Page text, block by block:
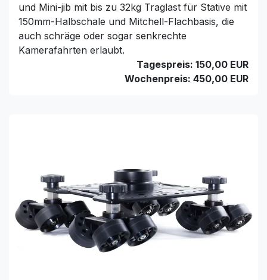
und Mini-jib mit bis zu 32kg Traglast für Stative mit
150mm-Halbschale und Mitchell-Flachbasis, die
auch schräge oder sogar senkrechte
Kamerafahrten erlaubt.
Tagespreis: 150,00 EUR
Wochenpreis: 450,00 EUR